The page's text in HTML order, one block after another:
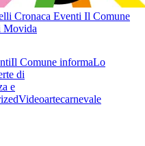
Cronaca Eventi Il Comune
Movida
Il Comune informaLo
di
e
Videoartecarnevale